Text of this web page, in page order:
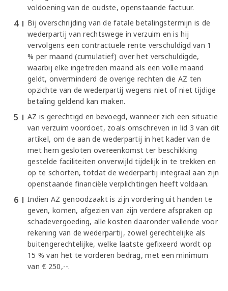
voldoening van de oudste, openstaande factuur.
Bij overschrijding van de fatale betalingstermijn is de
wederpartij van rechtswege in verzuim en is hij
vervolgens een contractuele rente verschuldigd van 1
% per maand (cumulatief) over het verschuldigde,
waarbij elke ingetreden maand als een volle maand
geldt, onverminderd de overige rechten die AZ ten
opzichte van de wederpartij wegens niet of niet tijdige
betaling geldend kan maken.
AZ is gerechtigd en bevoegd, wanneer zich een situatie
van verzuim voordoet, zoals omschreven in lid 3 van dit
artikel, om de aan de wederpartij in het kader van de
met hem gesloten overeenkomst ter beschikking
gestelde faciliteiten onverwijld tijdelijk in te trekken en
op te schorten, totdat de wederpartij integraal aan zijn
openstaande financiële verplichtingen heeft voldaan.
Indien AZ genoodzaakt is zijn vordering uit handen te
geven, komen, afgezien van zijn verdere afspraken op
schadevergoeding, alle kosten daaronder vallende voor
rekening van de wederpartij, zowel gerechtelijke als
buitengerechtelijke, welke laatste gefixeerd wordt op
15 % van het te vorderen bedrag, met een minimum
van € 250,--.